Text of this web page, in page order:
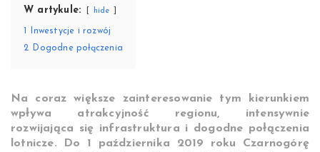
W artykule: hide
Inwestycje i rozwój
2
Dogodne połączenia
Na coraz większe zainteresowanie tym kierunkiem
wpływa atrakcyjność regionu, intensywnie
rozwijająca się infrastruktura i dogodne połączenia
lotnicze. Do 1 października 2019 roku Czarnogórę